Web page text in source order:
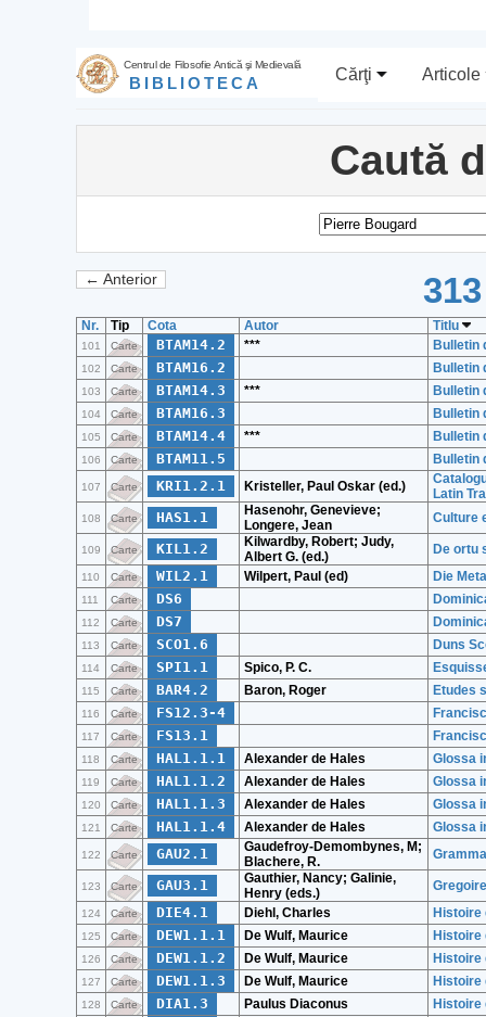
Centrul de Filosofie Antică şi Medievală
BIBLIOTECA Cărţi Articole
Caută
← Anterior
Nr. Tip Cota Autor Titlu
101 Carte BTAM14.2 *** Bulletin
102 Carte BTAM16.2 Bulletin
103 Carte BTAM14.3 *** Bulletin
104 Carte BTAM16.3 Bulletin
105 Carte BTAM14.4 *** Bulletin
106 Carte BTAM11.5 Bulletin
107 Carte KRI1.2.1 Kristeller, Paul Oskar (ed.)
Latin
108 Carte HAS1.1
Hasenohr, Genevieve;
Longere, Jean
Culture
109 Carte KIL1.2
Kilwardby, Robert; Judy,
Albert G. (ed.)
De ortu
110 Carte WIL2.1 Wilpert, Paul (ed) Die
111 Carte DS6
112 Carte DS7
113 Carte SCO1.6 Duns
114 Carte SPI1.1 Spico, P. C.
115 Carte BAR4.2 Baron, Roger Etudes
116 Carte FS12.3-4
117 Carte FS13.1
118 Carte HAL1.1.1 Alexander de Hales Glossa
119 Carte HAL1.1.2 Alexander de Hales Glossa
120 Carte HAL1.1.3 Alexander de Hales Glossa
121 Carte HAL1.1.4 Alexander de Hales Glossa
122 Carte GAU2.1
Gaudefroy-Demombynes, M;
Blachere, R.
123 Carte GAU3.1
Gauthier, Nancy; Galinie,
Henry (eds.)
124 Carte DIE4.1 Diehl, Charles Histoire
125 Carte DEW1.1.1 De Wulf, Maurice Histoire
126 Carte DEW1.1.2 De Wulf, Maurice Histoire
127 Carte DEW1.1.3 De Wulf, Maurice Histoire
128 Carte DIA1.3 Paulus Diaconus Histoire